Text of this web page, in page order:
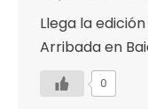
Llega la
Arribada en
0